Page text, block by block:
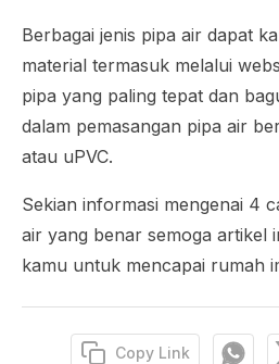
Berbagai jenis pipa air dapat
material termasuk melalui
pipa yang paling tepat dan
dalam pemasangan pipa air
atau uPVC.
Sekian informasi mengenai 4
air yang benar semoga artikel
kamu untuk mencapai rumah
Copy Link